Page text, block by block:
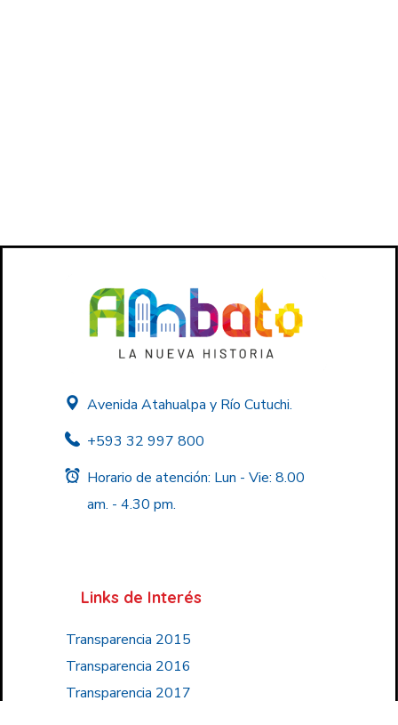
Avenida Atahualpa y Río Cutuchi.
+593 32 997 800
Horario de atención: Lun - Vie: 8.00
am. - 4.30 pm.
Links de Interés
Transparencia 2015
Transparencia 2016
Transparencia 2017